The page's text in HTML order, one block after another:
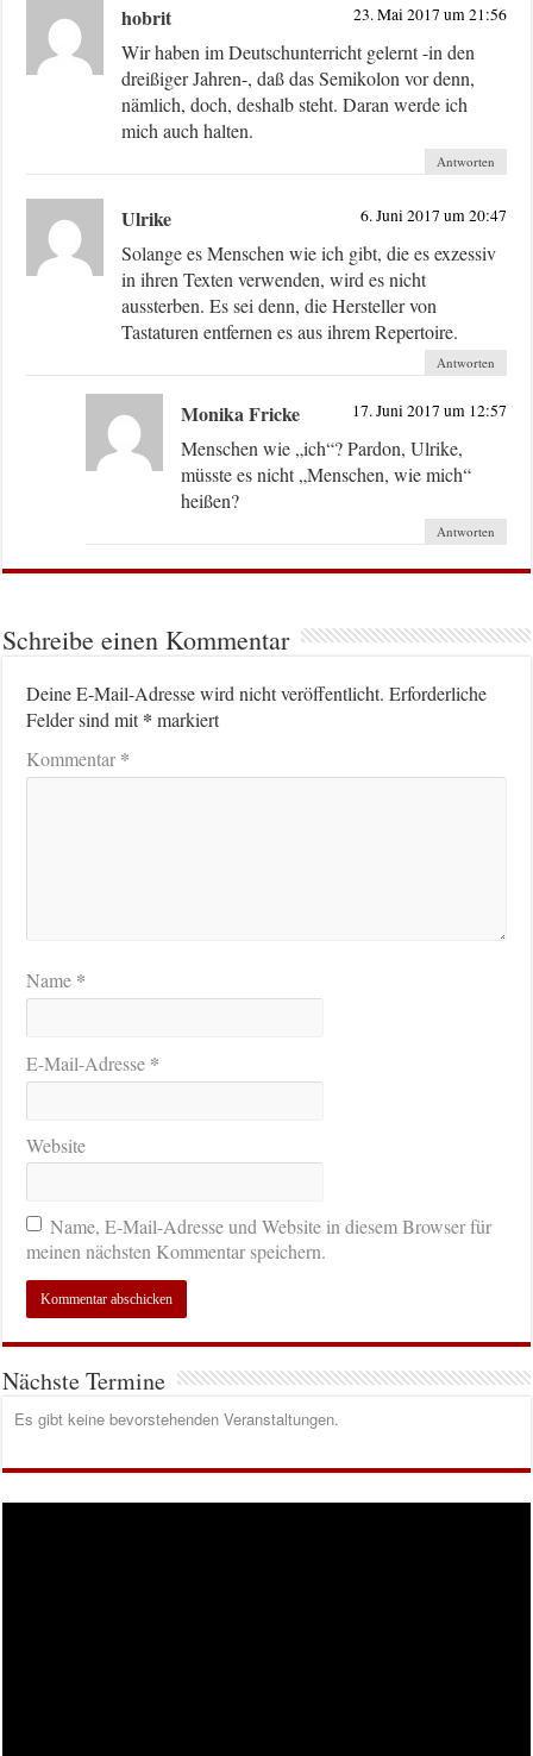
hobrit 23. Mai 2017 um 21:56
Wir haben im Deutschunterricht gelernt -in den
dreißiger Jahren-, daß das Semikolon vor denn,
nämlich, doch, deshalb steht. Daran werde ich
mich auch halten.
Antworten
Ulrike 6. Juni 2017 um 20:47
Solange es Menschen wie ich gibt, die es exzessiv
in ihren Texten verwenden, wird es nicht
aussterben. Es sei denn, die Hersteller von
Tastaturen entfernen es aus ihrem Repertoire.
Antworten
Monika Fricke 17. Juni 2017 um 12:57
Menschen wie „ich“? Pardon, Ulrike,
müsste es nicht „Menschen, wie mich“
heißen?
Antworten
Schreibe einen Kommentar
Deine E-Mail-Adresse wird nicht veröffentlicht. Erforderliche
Felder sind mit* markiert
Kommentar*
Name *
E-Mail-Adresse *
Website
Name, E-Mail-Adresse und Website in diesem Browser für
meinen nächsten Kommentar speichern.
Nächste Termine
Es gibt keine bevorstehenden Veranstaltungen.